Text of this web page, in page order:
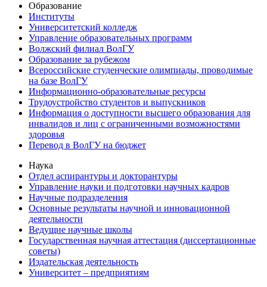
Образование
Институты
Университетский колледж
Управление образовательных программ
Волжский филиал ВолГУ
Образование за рубежом
Всероссийские студенческие олимпиады, проводимые
на базе ВолГУ
Информационно-образовательные ресурсы
Трудоустройство студентов и выпускников
Информация о доступности высшего образования для
инвалидов и лиц с ограниченными возможностями
здоровья
Перевод в ВолГУ на бюджет
Наука
Отдел аспирантуры и докторантуры
Управление науки и подготовки научных кадров
Научные подразделения
Основные результаты научной и инновационной
деятельности
Ведущие научные школы
Государственная научная аттестация (диссертационные
советы)
Издательская деятельность
Университет – предприятиям